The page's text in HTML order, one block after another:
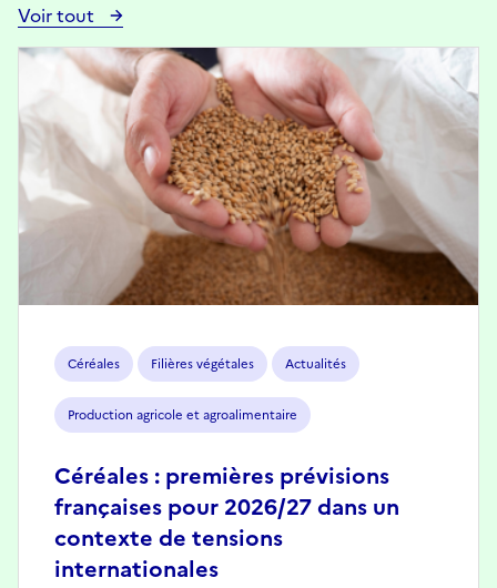
Voir tout
Voir
toutes
les
actualités
Céréales Filières végétales Actualités
Production agricole et agroalimentaire
Céréales : premières prévisions
françaises pour 2026/27 dans un
contexte de tensions
internationales
Image